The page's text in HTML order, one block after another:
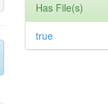
Has File(s)
true